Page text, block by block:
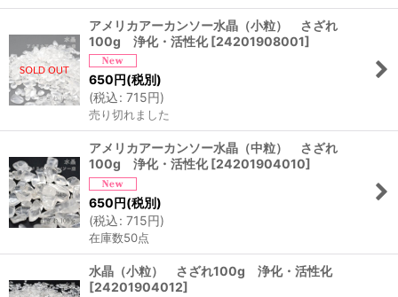
アメリカアーカンソー水晶（小粒） さざれ
100g 浄化・活性化 [24201908001]
650円(税別)
(税込: 715円)
売り切れました
アメリカアーカンソー水晶（中粒） さざれ
100g 浄化・活性化 [24201904010]
650円(税別)
(税込: 715円)
在庫数50点
水晶（小粒） さざれ100g 浄化・活性化
[24201904012]